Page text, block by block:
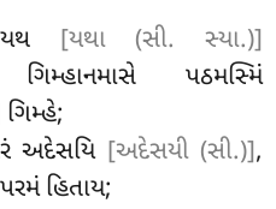
યથ
[યથા (સી. સ્યા.)]
પઠમસ્મિં
ગિમ્હે;
અદેસયિ [અદેસયી (સી.)],
હિતાય;